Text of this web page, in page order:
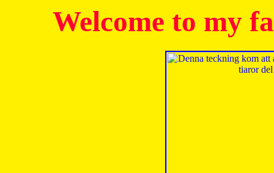
Welcome to my